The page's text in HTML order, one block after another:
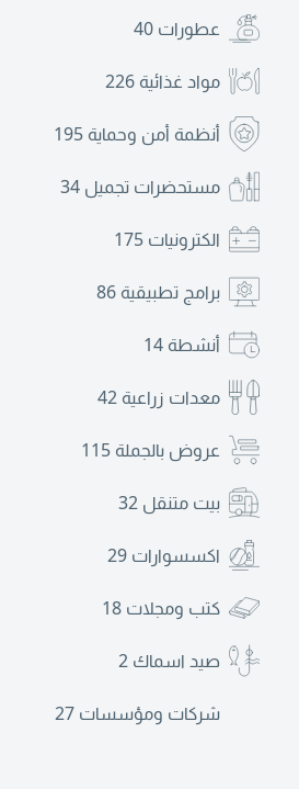
عطورات 40
مواد غذائية 226
أنظمة أمن وحماية 195
مستحضرات تجميل 34
الكترونيات 175
برامج تطبيقية 86
أنشطة 14
معدات زراعية 42
عروض بالجملة 115
بيت متنقل 32
اكسسوارات 29
كتب ومجلات 18
صيد اسماك 2
شركات ومؤسسات 27